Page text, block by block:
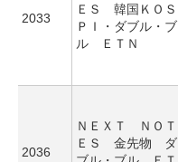
2033
ＥＳ 韓国ＫＯＳ
ＰＩ・ダブル・ブ
ル ＥＴＮ
2036
ＮＥＸＴ ＮＯＴ
ＥＳ 金先物 ダ